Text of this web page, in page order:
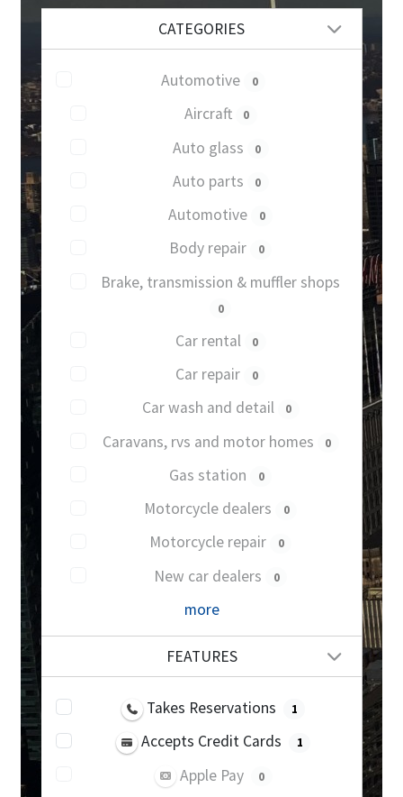
CATEGORIES
Automotive 0
Aircraft 0
Auto glass 0
Auto parts 0
Automotive 0
Body repair 0
Brake, transmission & muffler shops
0
Car rental 0
Car repair 0
Car wash and detail 0
Caravans, rvs and motor homes 0
Gas station 0
Motorcycle dealers 0
Motorcycle repair 0
New car dealers 0
more
FEATURES
Takes Reservations 1
Accepts Credit Cards 1
Apple Pay 0